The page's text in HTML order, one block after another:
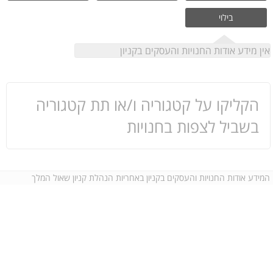
בילוי
אין מידע אודות החנויות והעסקים בקניון
הקליקו על קטגוריה ו/או תת קטגוריה
בשביל לצפות בחנויות
המידע אודות החנויות והעסקים בקניון באחריות הנהלת קניון שאול המלך